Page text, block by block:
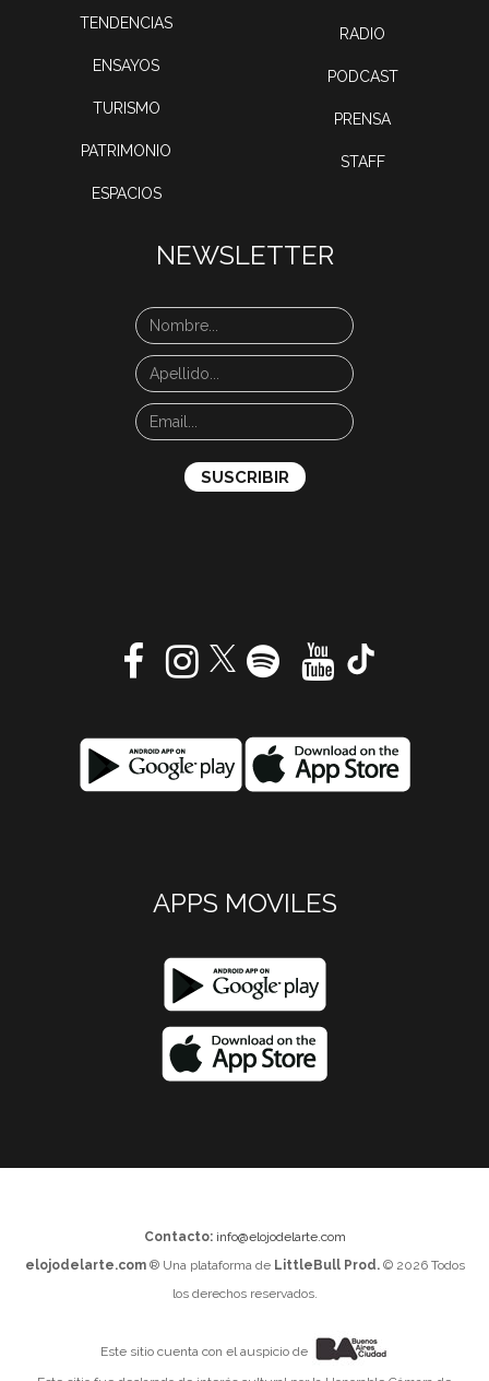
TENDENCIAS
ENSAYOS
TURISMO
PATRIMONIO
ESPACIOS
RADIO
PODCAST
PRENSA
STAFF
NEWSLETTER
APPS MOVILES
Contacto: info@elojodelarte.com
elojodelarte.com® Una plataforma de LittleBull Prod.© 2026 Todos
los derechos reservados.
Este sitio cuenta con el auspicio de